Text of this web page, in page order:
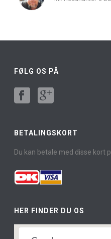
FØLG OS PÅ
BETALINGSKORT
Du kan betale med disse kort
HER FINDER DU OS